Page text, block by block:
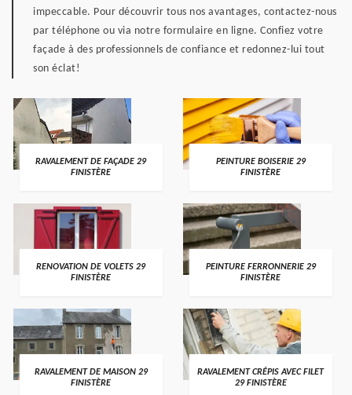
impeccable. Pour découvrir tous nos avantages, contactez-nous
par téléphone ou via notre formulaire en ligne. Confiez votre
façade à des professionnels de confiance et redonnez-lui tout
son éclat!
RAVALEMENT DE FAÇADE 29
FINISTÈRE
PEINTURE BOISERIE 29
FINISTÈRE
RENOVATION DE VOLETS 29
FINISTÈRE
PEINTURE FERRONNERIE 29
FINISTÈRE
RAVALEMENT DE MAISON 29
FINISTÈRE
RAVALEMENT CRÉPIS AVEC FILET
29 FINISTÈRE